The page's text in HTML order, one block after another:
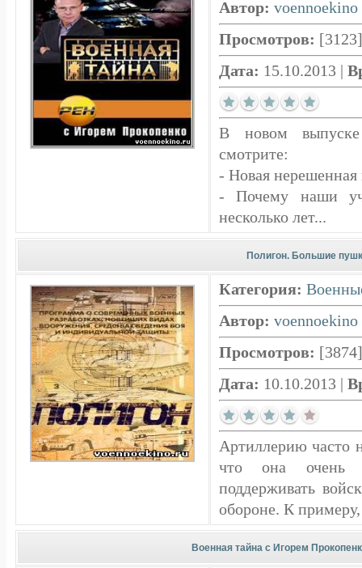
Автор: voennoekino
Просмотров: [3123]
Дата: 15.10.2013
В новом выпуске
смотрите:
- Новая
- Почему наши
несколько лет...
Полигон. Большие
Категория:
Автор: voennoekino
Просмотров: [3874]
Дата: 10.10.2013
Артиллерию часто
что она очень
поддерживать
обороне. К
Военная тайна с Игорем